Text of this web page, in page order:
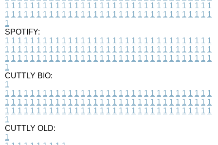
1 1 1 1 1 1 1 1 1 1 1 1 1 1 1 1 1 1 1 1 1 1 1 1 1 1 1 1 1 1 1 1 1
1 1 1 1 1 1 1 1 1 1 1 1 1 1 1 1 1 1 1 1 1 1 1 1 1 1 1 1 1 1 1 1 1
1
SPOTIFY:
1 1 1 1 1 1 1 1 1 1 1 1 1 1 1 1 1 1 1 1 1 1 1 1 1 1 1 1 1 1 1 1 1
1 1 1 1 1 1 1 1 1 1 1 1 1 1 1 1 1 1 1 1 1 1 1 1 1 1 1 1 1 1 1 1 1
1 1 1 1 1 1 1 1 1 1 1 1 1 1 1 1 1 1 1 1 1 1 1 1 1 1 1 1 1 1 1 1 1
1
CUTTLY BIO:
1
1 1 1 1 1 1 1 1 1 1 1 1 1 1 1 1 1 1 1 1 1 1 1 1 1 1 1 1 1 1 1 1 1
1 1 1 1 1 1 1 1 1 1 1 1 1 1 1 1 1 1 1 1 1 1 1 1 1 1 1 1 1 1 1 1 1
1 1 1 1 1 1 1 1 1 1 1 1 1 1 1 1 1 1 1 1 1 1 1 1 1 1 1 1 1 1 1 1 1
1
CUTTLY OLD:
1